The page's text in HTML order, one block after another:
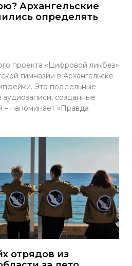
Архангельские
определять
проекта «Цифровой ликбез»
гимназии в Архангельске
Это поддельные
созданные
напоминает «Правда
отрядов из